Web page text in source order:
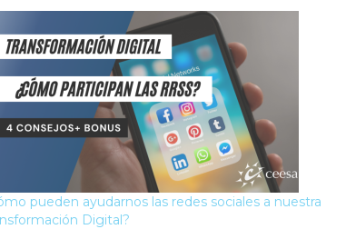
pueden ayudarnos las redes sociales a nuestra
Digital?